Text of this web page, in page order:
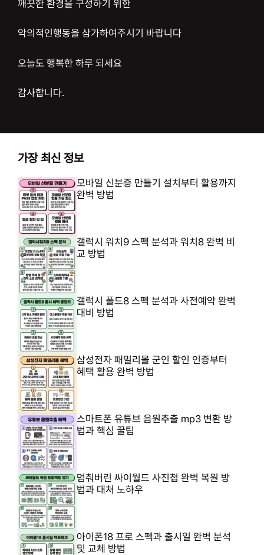
깨끗한 환경을 구성하기 위한
악의적인행동을 삼가하여주시기 바랍니다
오늘도 행복한 하루 되세요
감사합니다.
가장 최신 정보
모바일 신분증 만들기 설치부터 활용까지
완벽 방법
갤럭시 워치9 스펙 분석과 워치8 완벽 비
교 방법
갤럭시 폴드8 스펙 분석과 사전예약 완벽
대비 방법
삼성전자 패밀리몰 군인 할인 인증부터
혜택 활용 완벽 방법
스마트폰 유튜브 음원추출 mp3 변환 방
법과 핵심 꿀팁
멈춰버린 싸이월드 사진첩 완벽 복원 방
법과 대처 노하우
아이폰18 프로 스펙과 출시일 완벽 분석
및 교체 방법